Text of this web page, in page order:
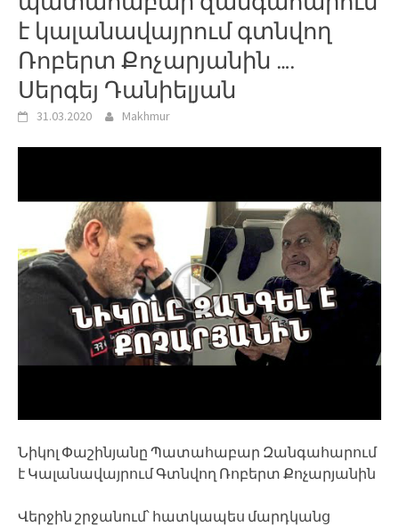
է կալանավայրում գտնվող
Ռոբերտ Քոչարյանին ….
Սերգեյ Դանիելյան
31.03.2020 Makhmur
Նիկոլ Փաշինյանը Պատահաբար Զանգահարում
է Կալանավայրում Գտնվող Ռոբերտ Քոչարյանին
Վերջին շրջանում՝ հատկապես մարդկանց